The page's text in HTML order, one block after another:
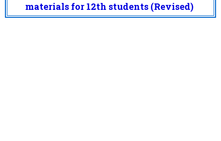
materials for 12th students (Revised)